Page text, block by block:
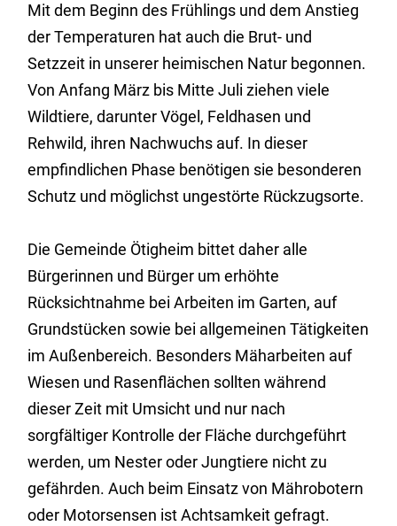
Mit dem Beginn des Frühlings und dem Anstieg
der Temperaturen hat auch die Brut- und
Setzzeit in unserer heimischen Natur begonnen.
Von Anfang März bis Mitte Juli ziehen viele
Wildtiere, darunter Vögel, Feldhasen und
Rehwild, ihren Nachwuchs auf. In dieser
empfindlichen Phase benötigen sie besonderen
Schutz und möglichst ungestörte Rückzugsorte.
Die Gemeinde Ötigheim bittet daher alle
Bürgerinnen und Bürger um erhöhte
Rücksichtnahme bei Arbeiten im Garten, auf
Grundstücken sowie bei allgemeinen Tätigkeiten
im Außenbereich. Besonders Mäharbeiten auf
Wiesen und Rasenflächen sollten während
dieser Zeit mit Umsicht und nur nach
sorgfältiger Kontrolle der Fläche durchgeführt
werden, um Nester oder Jungtiere nicht zu
gefährden. Auch beim Einsatz von Mährobotern
oder Motorsensen ist Achtsamkeit gefragt.